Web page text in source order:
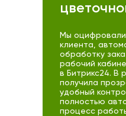
Мы
клиента,
обработку
рабочий
в Битрикс24. В
получила
удобный
полностью
процесс